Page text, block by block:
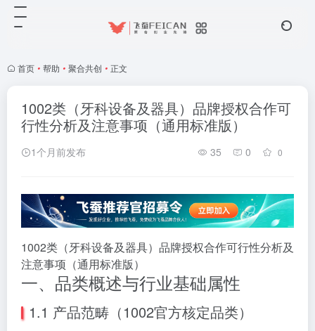
首页 • 帮助 • 聚合共创 • 正文
1002类（牙科设备及器具）品牌授权合作可
行性分析及注意事项（通用标准版）
1个月前发布 35 0 0
1002类（牙科设备及器具）品牌授权合作可行性分析及
注意事项（通用标准版）
一、品类概述与行业基础属性
1.1 产品范畴（1002官方核定品类）